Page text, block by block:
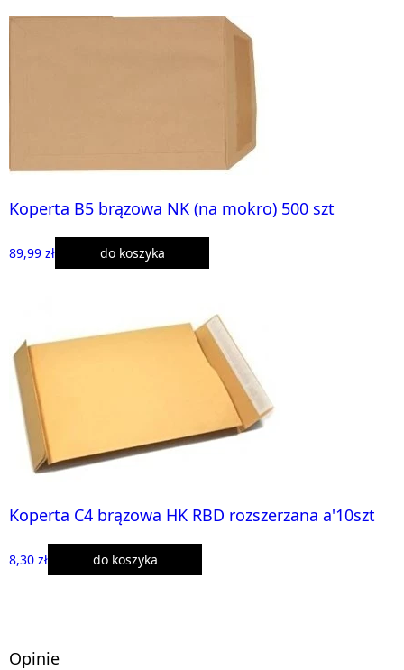
Koperta B5 brązowa NK (na mokro) 500 szt
89,99 zł do koszyka
Koperta C4 brązowa HK RBD rozszerzana a'10szt
8,30 zł do koszyka
Opinie